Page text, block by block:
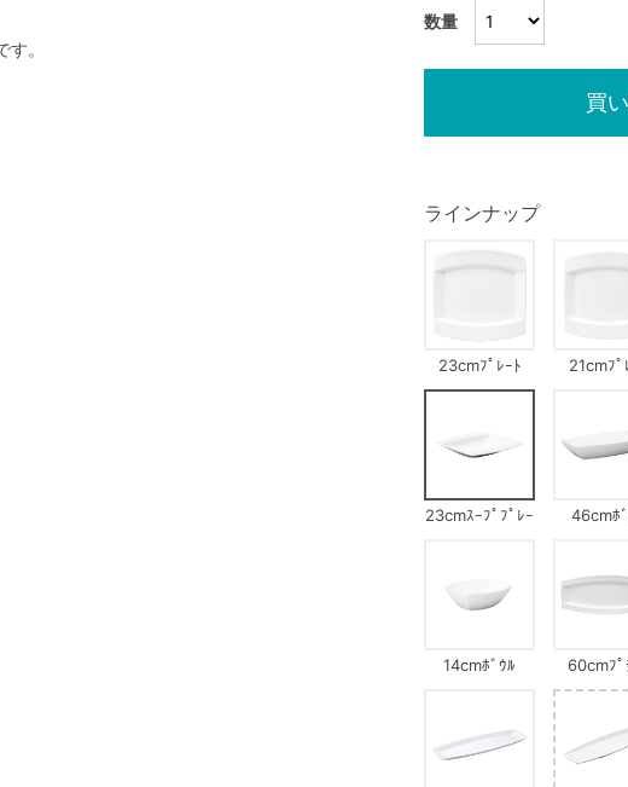
。
数量
ラインナップ
23cmﾌﾟﾚｰﾄ 21cmﾌﾟ
23cmｽｰﾌﾟﾌﾟﾚｰ
46cmﾎ
14cmﾎﾞｳﾙ 60cmﾌﾟ
買